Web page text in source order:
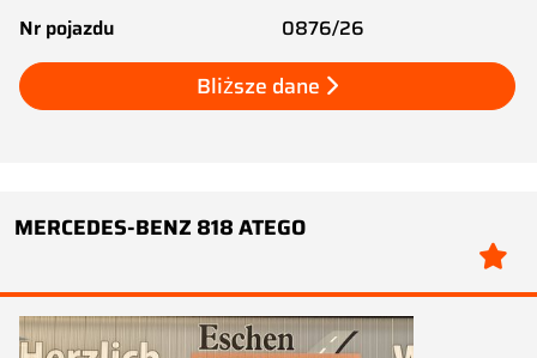
Nr pojazdu 0876/26
Bliższe dane
MERCEDES-BENZ 818 ATEGO